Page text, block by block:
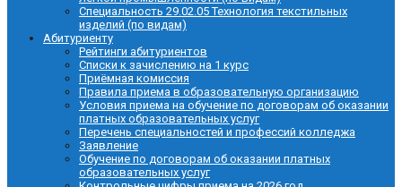
Специальность 29.02.05 Технология текстильных
изделий (по видам)
Абитуриенту
Рейтинги абитуриентов
Списки к зачислению на 1 курс
Приёмная комиссия
Правила приема в образовательную организацию
Условия приема на обучение по договорам об оказании
платных образовательных услуг
Перечень специальностей и профессий колледжа
Заявление
Обучение по договорам об оказании платных
образовательных услуг